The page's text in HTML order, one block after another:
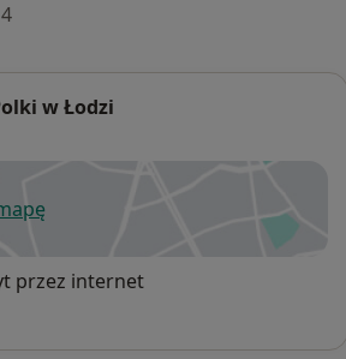
w Łodzi
się w nowej karcie
przez internet